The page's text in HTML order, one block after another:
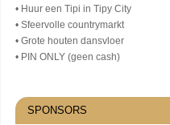
• Huur een Tipi in Tipy City
• Sfeervolle countrymarkt
• Grote houten dansvloer
• PIN ONLY (geen cash)
SPONSORS